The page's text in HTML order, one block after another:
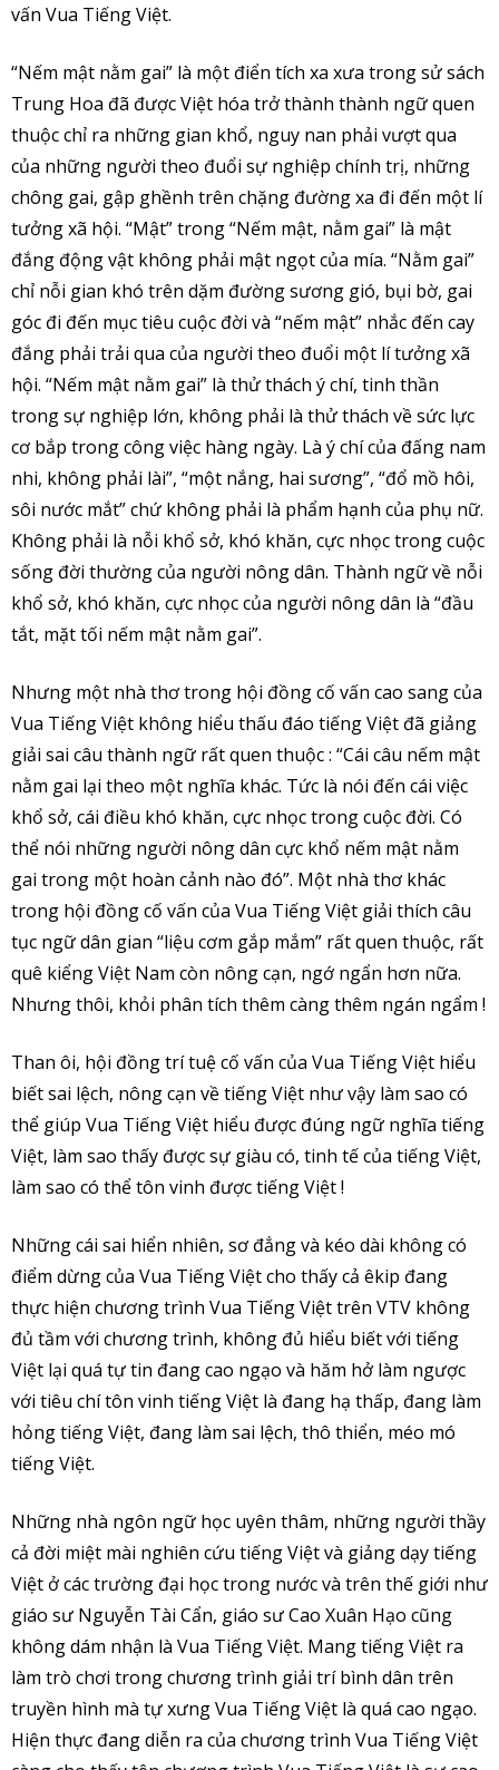
vấn Vua Tiếng Việt.
“Nếm mật nằm gai” là một điển tích xa xưa trong sử sách
Trung Hoa đã được Việt hóa trở thành thành ngữ quen
thuộc chỉ ra những gian khổ, nguy nan phải vượt qua
của những người theo đuổi sự nghiệp chính trị, những
chông gai, gập ghềnh trên chặng đường xa đi đến một lí
tưởng xã hội. “Mật” trong “Nếm mật, nằm gai” là mật
đắng động vật không phải mật ngọt của mía. “Nằm gai”
chỉ nỗi gian khó trên dặm đường sương gió, bụi bờ, gai
góc đi đến mục tiêu cuộc đời và “nếm mật” nhắc đến cay
đắng phải trải qua của người theo đuổi một lí tưởng xã
hội. “Nếm mật nằm gai” là thử thách ý chí, tinh thần
trong sự nghiệp lớn, không phải là thử thách về sức lực
cơ bắp trong công việc hàng ngày. Là ý chí của đấng nam
nhi, không phải lài”, “một nắng, hai sương”, “đổ mồ hôi,
sôi nước mắt” chứ không phải là phẩm hạnh của phụ nữ.
Không phải là nỗi khổ sở, khó khăn, cực nhọc trong cuộc
sống đời thường của người nông dân. Thành ngữ về nỗi
khổ sở, khó khăn, cực nhọc của người nông dân là “đầu
tắt, mặt tối nếm mật nằm gai”.
Nhưng một nhà thơ trong hội đồng cố vấn cao sang của
Vua Tiếng Việt không hiểu thấu đáo tiếng Việt đã giảng
giải sai câu thành ngữ rất quen thuộc : “Cái câu nếm mật
nằm gai lại theo một nghĩa khác. Tức là nói đến cái việc
khổ sở, cái điều khó khăn, cực nhọc trong cuộc đời. Có
thể nói những người nông dân cực khổ nếm mật nằm
gai trong một hoàn cảnh nào đó”. Một nhà thơ khác
trong hội đồng cố vấn của Vua Tiếng Việt giải thích câu
tục ngữ dân gian “liệu cơm gắp mắm” rất quen thuộc, rất
quê kiểng Việt Nam còn nông cạn, ngớ ngẩn hơn nữa.
Nhưng thôi, khỏi phân tích thêm càng thêm ngán ngẩm !
Than ôi, hội đồng trí tuệ cố vấn của Vua Tiếng Việt hiểu
biết sai lệch, nông cạn về tiếng Việt như vậy làm sao có
thể giúp Vua Tiếng Việt hiểu được đúng ngữ nghĩa tiếng
Việt, làm sao thấy được sự giàu có, tinh tế của tiếng Việt,
làm sao có thể tôn vinh được tiếng Việt !
Những cái sai hiển nhiên, sơ đẳng và kéo dài không có
điểm dừng của Vua Tiếng Việt cho thấy cả êkip đang
thực hiện chương trình Vua Tiếng Việt trên VTV không
đủ tầm với chương trình, không đủ hiểu biết với tiếng
Việt lại quá tự tin đang cao ngạo và hăm hở làm ngược
với tiêu chí tôn vinh tiếng Việt là đang hạ thấp, đang làm
hỏng tiếng Việt, đang làm sai lệch, thô thiển, méo mó
tiếng Việt.
Những nhà ngôn ngữ học uyên thâm, những người thầy
cả đời miệt mài nghiên cứu tiếng Việt và giảng dạy tiếng
Việt ở các trường đại học trong nước và trên thế giới như
giáo sư Nguyễn Tài Cẩn, giáo sư Cao Xuân Hạo cũng
không dám nhận là Vua Tiếng Việt. Mang tiếng Việt ra
làm trò chơi trong chương trình giải trí bình dân trên
truyền hình mà tự xưng Vua Tiếng Việt là quá cao ngạo.
Hiện thực đang diễn ra của chương trình Vua Tiếng Việt